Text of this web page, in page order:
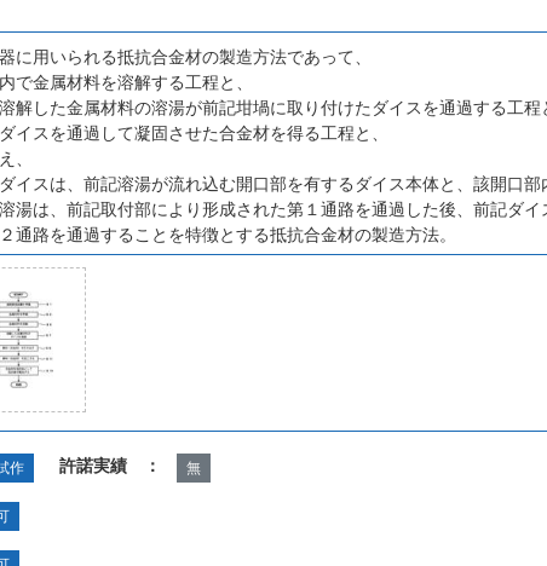
に用いられる抵抗合金材の製造方法であって、
で金属材料を溶解する工程と、
解した金属材料の溶湯が前記坩堝に取り付けたダイスを通過する工程
イスを通過して凝固させた合金材を得る工程と、
、
イスは、前記溶湯が流れ込む開口部を有するダイス本体と、該開口部
湯は、前記取付部により形成された第１通路を通過した後、前記ダ
通路を通過することを特徴とする抵抗合金材の製造方法。
作 許諾実績 ： 無